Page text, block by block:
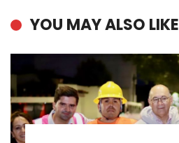
YOU MAY ALSO LIKE